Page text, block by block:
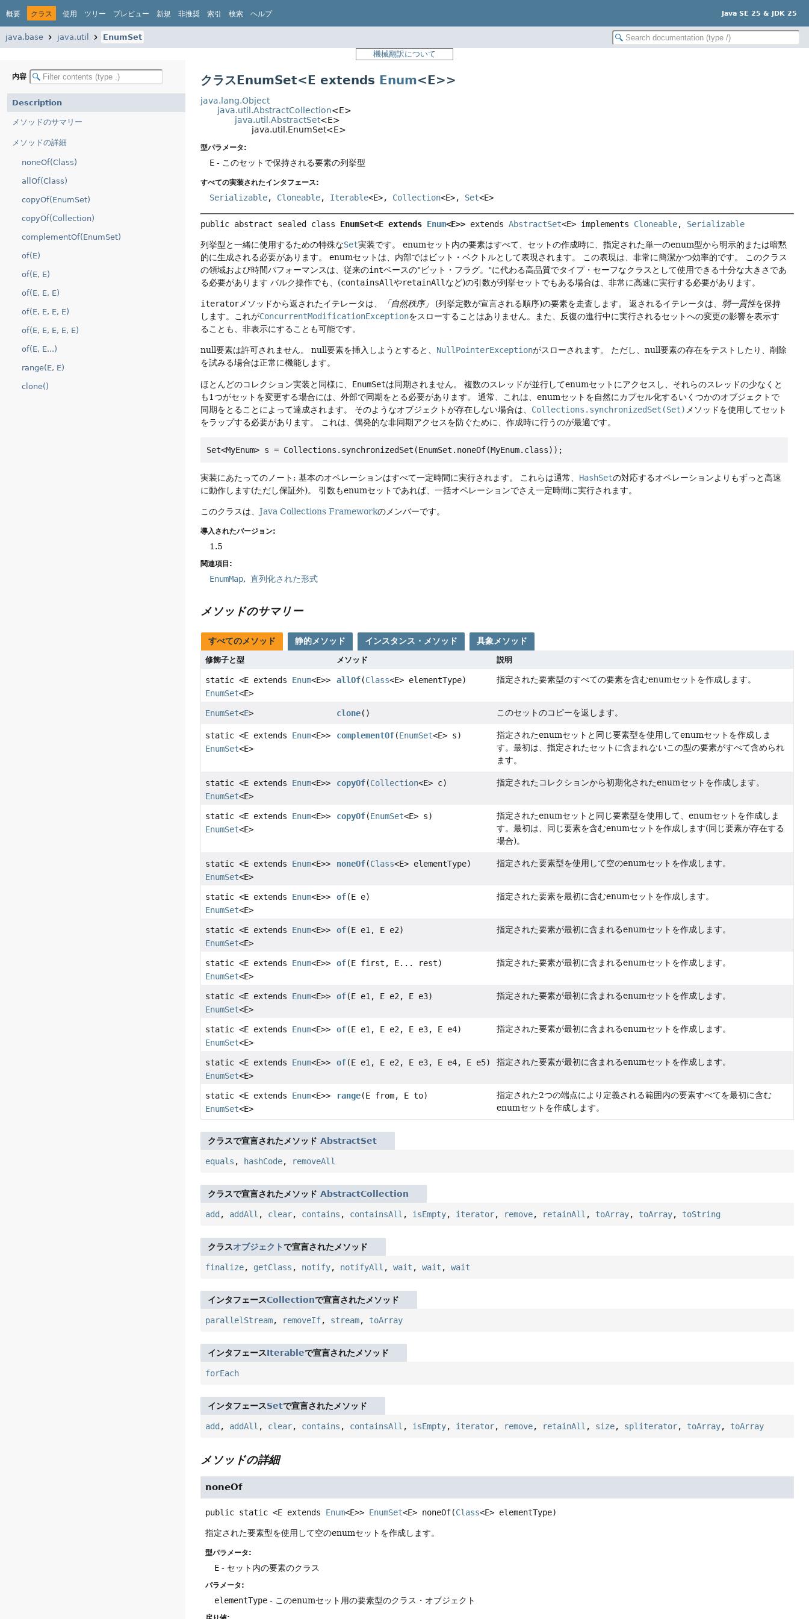
概要 クラス 使用 ツリー プレビュー 新規 非推奨 索引 検索 ヘルプ Java SE 25 & JDK 25
java.base java.util
EnumSet
機械翻訳について
内容
Description
メソッドのサマリー
メソッドの詳細
noneOf(Class)
allOf(Class)
copyOf(EnumSet)
copyOf(Collection)
complementOf(EnumSet)
of(E)
of(E, E)
of(E, E, E)
of(E, E, E, E)
of(E, E, E, E, E)
of(E, E...)
range(E, E)
clone()
クラスEnumSet<E extends Enum<E>>
java.lang.Object
java.util.AbstractCollection<E>
java.util.AbstractSet<E>
java.util.EnumSet<E>
型パラメータ:
E - このセットで保持される要素の列挙型
すべての実装されたインタフェース:
Serializable, Cloneable, Iterable<E>, Collection<E>, Set<E>
public abstract sealed class EnumSet<E extends Enum<E>> extends AbstractSet<E> implements Cloneable, Serializable
列挙型と一緒に使用するための特殊なSet実装です。
enumセット内の要素はすべて、セットの作成時に、指定された単一のenum型から明示的または暗黙
的に生成される必要があります。
enumセットは、内部ではビット・ベクトルとして表現されます。 この表現は、非常に簡潔かつ効率的です。
このクラス
の領域および時間パフォーマンスは、従来のintベースの"ビット・フラグ。"に代わる高品質でタイプ・セーフなクラスとして使用できる十分な大きさであ
る必要があります バルク操作でも、(containsAllやretainAll など)の引数が列挙セットでもある場合は、非常に高速に実行する必要があります。
iterator メソッドから返されたイテレータは、 「自然秩序」 (列挙定数が宣言される順序)の要素を走査します。 返されるイテレータは、 弱一貫性を保持
します。これがConcurrentModificationExceptionをスローすることはありません。また、反復の進行中に実行されるセットへの変更の影響を表示す
ることも、非表示にすることも可能です。
null要素は許可されません。 null要素を挿入しようとすると、 NullPointerExceptionがスローされます。
ただし、null要素の存在をテストしたり、削除
を試みる場合は正常に機能します。
ほとんどのコレクション実装と同様に、 EnumSetは同期されません。
複数のスレッドが並行してenumセットにアクセスし、それらのスレッドの少なくと
も1つがセットを変更する場合には、外部で同期をとる必要があります。
通常、これは、enumセットを自然にカプセル化するいくつかのオブジェクトで
同期をとることによって達成されます。
そのようなオブジェクトが存在しない場合は、 Collections.synchronizedSet(Set) メソッドを使用してセット
をラップする必要があります。
これは、偶発的な非同期アクセスを防ぐために、作成時に行うのが最適です。
実装にあたってのノート: 基本のオペレーションはすべて一定時間に実行されます。 これらは通常、 HashSetの対応するオペレーションよりもずっと高速
に動作します(ただし保証外)。
引数もenumセットであれば、一括オペレーションでさえ一定時間に実行されます。
このクラスは、Java Collections Frameworkのメンバーです。
導入されたバージョン:
1.5
関連項目:
EnumMap 直列化された形式
メソッドのサマリー
すべてのメソッド 静的メソッド インスタンス・メソッド 具象メソッド
修飾子と型 メソッド 説明
static <E extends Enum<E>>
EnumSet<E>
allOf(Class<E> elementType) 指定された要素型のすべての要素を含むenumセットを作成します。
EnumSet<E> clone() このセットのコピーを返します。
static <E extends Enum<E>>
EnumSet<E>
complementOf(EnumSet<E> s)
指定されたenumセットと同じ要素型を使用してenumセットを作成しま
す。最初は、指定されたセットに含まれないこの型の要素がすべて含められ
ます。
static <E extends Enum<E>>
EnumSet<E>
copyOf(Collection<E> c) 指定されたコレクションから初期化されたenumセットを作成します。
static <E extends Enum<E>>
EnumSet<E>
copyOf(EnumSet<E> s)
指定されたenumセットと同じ要素型を使用して、enumセットを作成しま
す。最初は、同じ要素を含むenumセットを作成します(同じ要素が存在する
場合)。
static <E extends Enum<E>>
EnumSet<E>
noneOf(Class<E> elementType) 指定された要素型を使用して空のenumセットを作成します。
static <E extends Enum<E>>
EnumSet<E>
of(E e) 指定された要素を最初に含むenumセットを作成します。
static <E extends Enum<E>>
EnumSet<E>
of(E e1, E e2) 指定された要素が最初に含まれるenumセットを作成します。
static <E extends Enum<E>>
EnumSet<E>
of(E first, E... rest) 指定された要素が最初に含まれるenumセットを作成します。
static <E extends Enum<E>>
EnumSet<E>
of(E e1, E e2, E e3) 指定された要素が最初に含まれるenumセットを作成します。
static <E extends Enum<E>>
EnumSet<E>
of(E e1, E e2, E e3, E e4) 指定された要素が最初に含まれるenumセットを作成します。
static <E extends Enum<E>>
EnumSet<E>
of(E e1, E e2, E e3, E e4, E e5) 指定された要素が最初に含まれるenumセットを作成します。
static <E extends Enum<E>>
EnumSet<E>
range(E from, E to)
指定された2つの端点により定義される範囲内の要素すべてを最初に含む
enumセットを作成します。
クラスで宣言されたメソッドAbstractSet
equals , hashCode, removeAll
クラスで宣言されたメソッドAbstractCollection
add , addAll , clear, contains , containsAll , isEmpty, iterator, remove, retainAll , toArray, toArray, toString
クラスオブジェクトで宣言されたメソッド
finalize, getClass , notify, notifyAll ,wait ,wait ,wait
インタフェースCollectionで宣言されたメソッド
parallelStream, removeIf, stream, toArray
インタフェースIterableで宣言されたメソッド
forEach
インタフェースSetで宣言されたメソッド
add , addAll , clear, contains , containsAll , isEmpty, iterator, remove, retainAll , size, spliterator, toArray, toArray
メソッドの詳細
noneOf
public static <E extends Enum<E>> EnumSet<E> noneOf(Class<E> elementType)
指定された要素型を使用して空のenumセットを作成します。
型パラメータ:
E - セット内の要素のクラス
パラメータ:
elementType - このenumセット用の要素型のクラス・オブジェクト